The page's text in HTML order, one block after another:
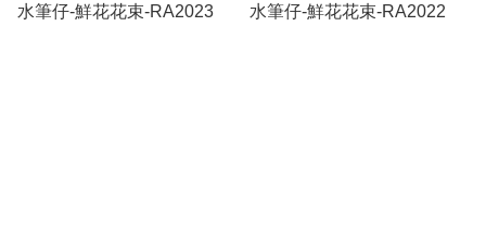
水筆仔-鮮花花束-RA2023 水筆仔-鮮花花束-RA2022